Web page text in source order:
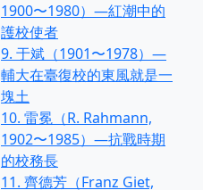
1900〜1980）—紅潮中的
護校使者
9. 于斌（1901〜1978）—
輔大在臺復校的東風就是一
塊土
10. 雷冕（R. Rahmann,
1902〜1985）—抗戰時期
的校務長
11. 齊德芳（Franz Giet,